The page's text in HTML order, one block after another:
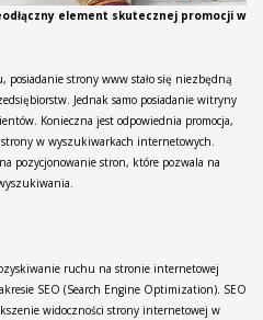
element skutecznej promocji w
posiadanie strony www stało się niezbędną
Jednak samo posiadanie witryny
Konieczna jest odpowiednia promocja,
w wyszukiwarkach internetowych.
pozycjonowanie stron, które pozwala na
ruchu na stronie internetowej
SEO (Search Engine Optimization). SEO
widoczności strony internetowej w